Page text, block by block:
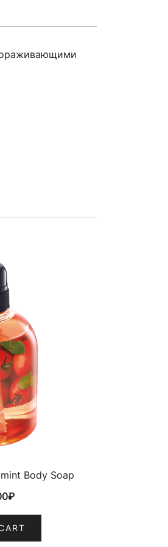
Body Soap
₽